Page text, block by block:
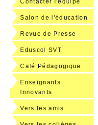
Contacter l'équipe
Salon de l'éducation
Revue de Presse
Eduscol SVT
Café Pédagogique
Enseignants
Innovants
Vers les amis